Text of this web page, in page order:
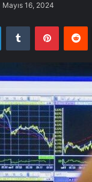
Mayıs 16, 2024
LinkedInTumblr Pinterest